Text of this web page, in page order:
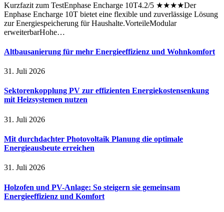
Kurzfazit zum TestEnphase Encharge 10T4.2/5 ★★★★Der
Enphase Encharge 10T bietet eine flexible und zuverlässige Lösung
zur Energiespeicherung für Haushalte.VorteileModular
erweiterbarHohe…
Altbausanierung für mehr Energieeffizienz und Wohnkomfort
31. Juli 2026
Sektorenkopplung PV zur effizienten Energiekostensenkung
mit Heizsystemen nutzen
31. Juli 2026
Mit durchdachter Photovoltaik Planung die optimale
Energieausbeute erreichen
31. Juli 2026
Holzofen und PV-Anlage: So steigern sie gemeinsam
Energieeffizienz und Komfort